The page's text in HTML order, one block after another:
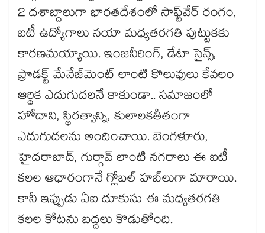
2 దశాబ్దాలుగా భారతదేశంలో సాఫ్ట్‌వేర్ రంగం,
ఐటీ ఉద్యోగాలు నయా మధ్యతరగతి పుట్టుకకు
కారణమయ్యాయి. ఇంజనీరింగ్, డేటా సైన్స్,
ప్రొడక్ట్ మేనేజ్‌మెంట్ లాంటి కొలువులు కేవలం
ఆర్థిక ఎదుగుదలనే కాకుండా.. సమాజంలో
హోదాని, స్థిరత్వాన్ని, కులాలకతీతంగా
ఎదుగుదలను అందించాయి. బెంగళూరు,
హైదరాబాద్, గుర్గావ్ లాంటి నగరాలు ఈ ఐటీ
కలల ఆధారంగానే గ్లోబల్ హబ్‌లుగా మారాయి.
కానీ ఇప్పుడు ఏఐ దూకుసు ఈ మధ్యతరగతి
కలల కోటను బద్దలు కొడుతోంది.